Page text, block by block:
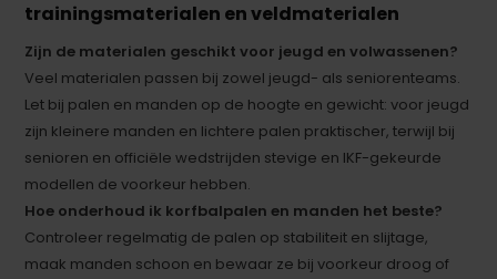
trainingsmaterialen en veldmaterialen
Zijn de materialen geschikt voor jeugd en volwassenen?
Veel materialen passen bij zowel jeugd- als seniorenteams.
Let bij palen en manden op de hoogte en gewicht: voor jeugd
zijn kleinere manden en lichtere palen praktischer, terwijl bij
senioren en officiële wedstrijden stevige en IKF-gekeurde
modellen de voorkeur hebben.
Hoe onderhoud ik korfbalpalen en manden het beste?
Controleer regelmatig de palen op stabiliteit en slijtage,
maak manden schoon en bewaar ze bij voorkeur droog of